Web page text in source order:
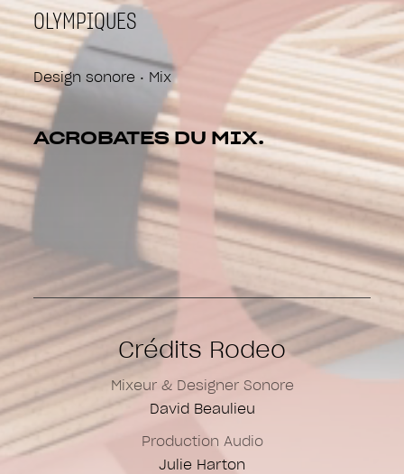
OLYMPIQUES
Design sonore • Mix
ACROBATES DU MIX.
Crédits Rodeo
Mixeur & Designer Sonore
David Beaulieu
Production Audio
Julie Harton